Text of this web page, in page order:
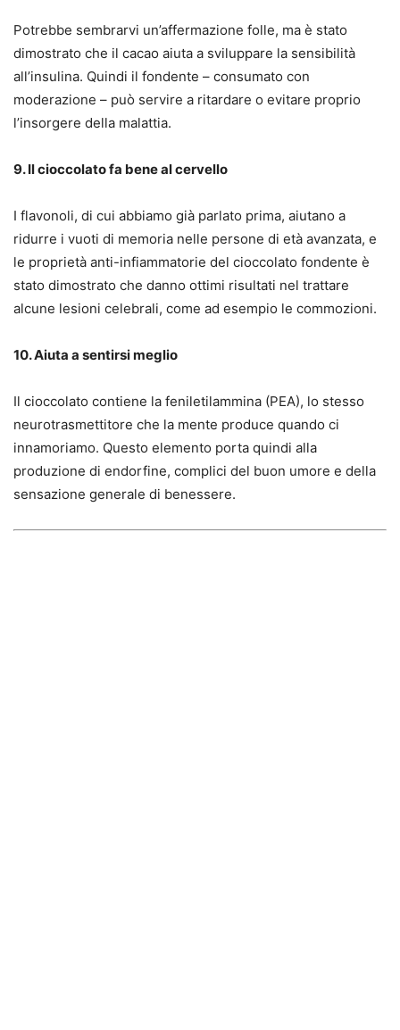
Potrebbe sembrarvi un’affermazione folle, ma è stato
dimostrato che il cacao aiuta a sviluppare la sensibilità
all’insulina. Quindi il fondente – consumato con
moderazione – può servire a ritardare o evitare proprio
l’insorgere della malattia.
9. Il cioccolato fa bene al cervello
I flavonoli, di cui abbiamo già parlato prima, aiutano a
ridurre i vuoti di memoria nelle persone di età avanzata, e
le proprietà anti-infiammatorie del cioccolato fondente è
stato dimostrato che danno ottimi risultati nel trattare
alcune lesioni celebrali, come ad esempio le commozioni.
10. Aiuta a sentirsi meglio
Il cioccolato contiene la feniletilammina (PEA), lo stesso
neurotrasmettitore che la mente produce quando ci
innamoriamo. Questo elemento porta quindi alla
produzione di endorfine, complici del buon umore e della
sensazione generale di benessere.